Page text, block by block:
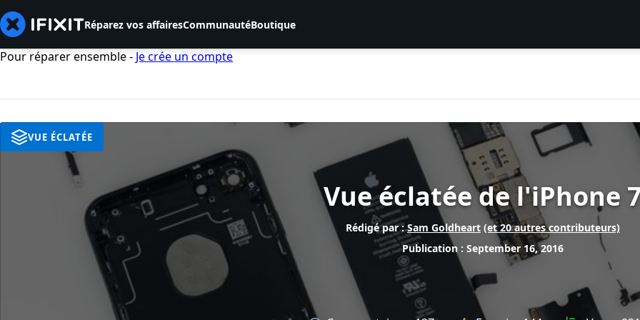
Réparez vos affairesCommunautéBoutique
Pour réparer ensemble - Je crée un compte
Vue éclatée de l'iPhone
Rédigé par :Sam Goldheart (et 20 autres contributeurs)
Publication : September 16, 2016
VUE ÉCLATÉE